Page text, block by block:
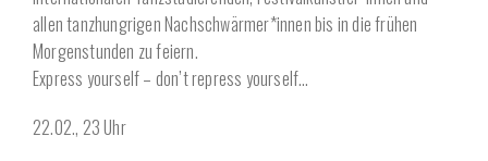
allen tanzhungrigen Nachschwärmer*innen bis in die frühen
Morgenstunden zu feiern.
Express yourself – don’t repress yourself…
22.02., 23 Uhr